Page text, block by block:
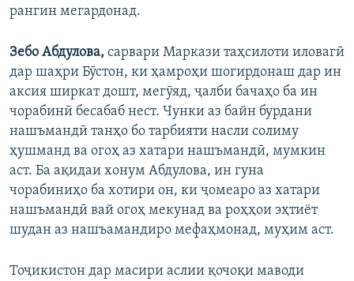
рангин мегардонад.
Зебо Абдулова, сарвари Маркази таҳсилоти иловагӣ
дар шаҳри Бӯстон, ки ҳамроҳи шогирдонаш дар ин
аксия ширкат дошт, мегӯяд, ҷалби бачаҳо ба ин
чорабинӣ бесабаб нест. Чунки аз байн бурдани
нашъмандӣ танҳо бо тарбияти насли солиму
ҳушманд ва огоҳ аз хатари нашъмандӣ, мумкин
аст. Ба ақидаи хонум Абдулова, ин гуна
чорабиниҳо ба хотири он, ки ҷомеаро аз хатари
нашъмандӣ вай огоҳ мекунад ва роҳҳои эҳтиёт
шудан аз нашъамандиро мефаҳмонад, муҳим аст.
Тоҷикистон дар масири аслии қочоқи маводи